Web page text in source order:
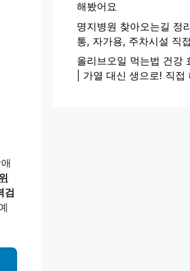
검
해봤어요
명지병원 찾아오는길 정
통, 자가용, 주차시설 직
올리브오일 먹는법 건강
| 가열 대신 생으로! 직접